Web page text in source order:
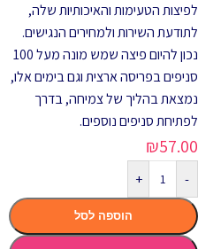
לפיצות הטעימות והאיכותיות שלה,
לתודעת השירות ולמחירים הנגישים.
נכון להיום פיצה שמש מונה מעל 100
סניפים בפריסה ארצית וגם בימים אלו,
נמצאת בהליך של צמיחה, בדרך
לפתיחת סניפים נוספים.
₪57.00
-
+
הוספה לסל